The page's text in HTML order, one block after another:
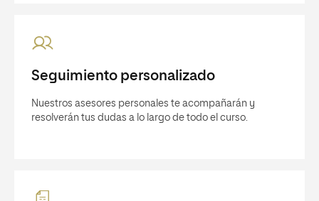
Seguimiento personalizado
Nuestros asesores personales te acompañarán y
resolverán tus dudas a lo largo de todo el curso.